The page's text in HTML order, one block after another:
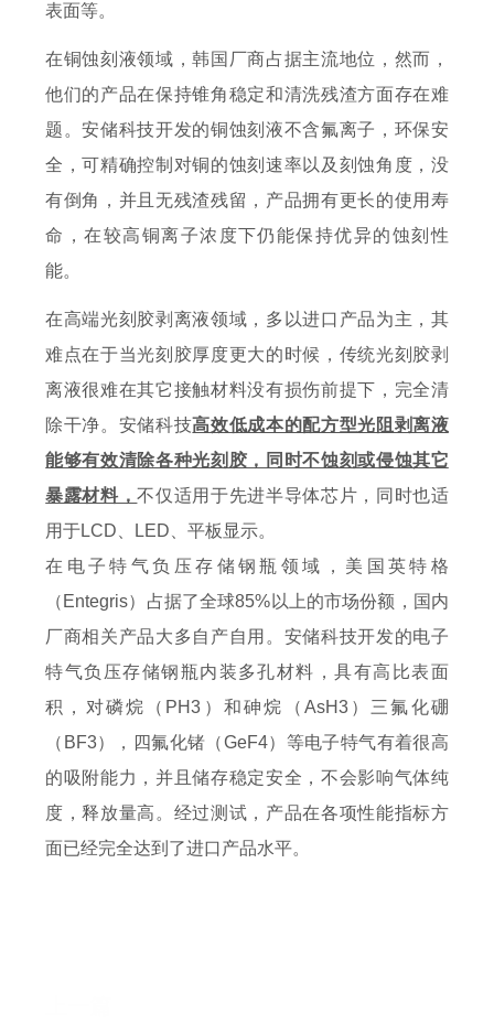
表面等。
在铜蚀刻液领域，韩国厂商占据主流地位，然而，
他们的产品在保持锥角稳定和清洗残渣方面存在难
题。安储科技开发的铜蚀刻液不含氟离子，环保安
全，可精确控制对铜的蚀刻速率以及刻蚀角度，没
有倒角，并且无残渣残留，产品拥有更长的使用寿
命，在较高铜离子浓度下仍能保持优异的蚀刻性
能。
在高端光刻胶剥离液领域，多以进口产品为主，其
难点在于当光刻胶厚度更大的时候，传统光刻胶剥
离液很难在其它接触材料没有损伤前提下，完全清
除干净。安储科技高效低成本的配方型光阻剥离液
能够有效清除各种光刻胶，同时不蚀刻或侵蚀其它
暴露材料，不仅适用于先进半导体芯片，同时也适
用于LCD、LED、平板显示。
在电子特气负压存储钢瓶领域，美国英特格
（Entegris）占据了全球85%以上的市场份额，国内
厂商相关产品大多自产自用。安储科技开发的电子
特气负压存储钢瓶内装多孔材料，具有高比表面
积，对磷烷（PH3）和砷烷（AsH3）三氟化硼
（BF3），四氟化锗（GeF4）等电子特气有着很高
的吸附能力，并且储存稳定安全，不会影响气体纯
度，释放量高。经过测试，产品在各项性能指标方
面已经完全达到了进口产品水平。